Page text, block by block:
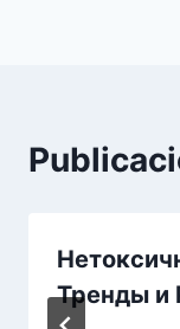
Тренды и